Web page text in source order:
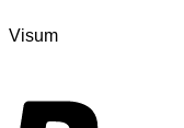
Visum